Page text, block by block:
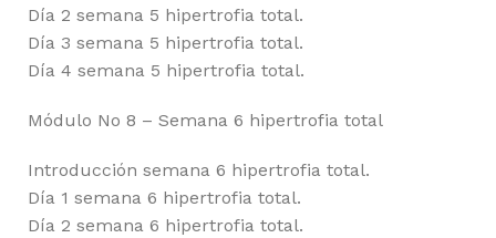
Día 2 semana 5 hipertrofia total.
Día 3 semana 5 hipertrofia total.
Día 4 semana 5 hipertrofia total.
Módulo No 8 – Semana 6 hipertrofia total
Introducción semana 6 hipertrofia total.
Día 1 semana 6 hipertrofia total.
Día 2 semana 6 hipertrofia total.